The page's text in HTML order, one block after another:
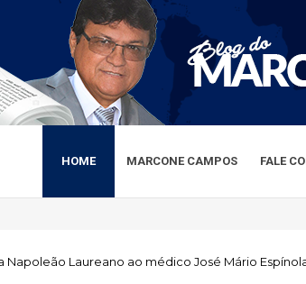
HOME MARCONE CAMPOS FALE
Napoleão Laureano ao médico José Mário